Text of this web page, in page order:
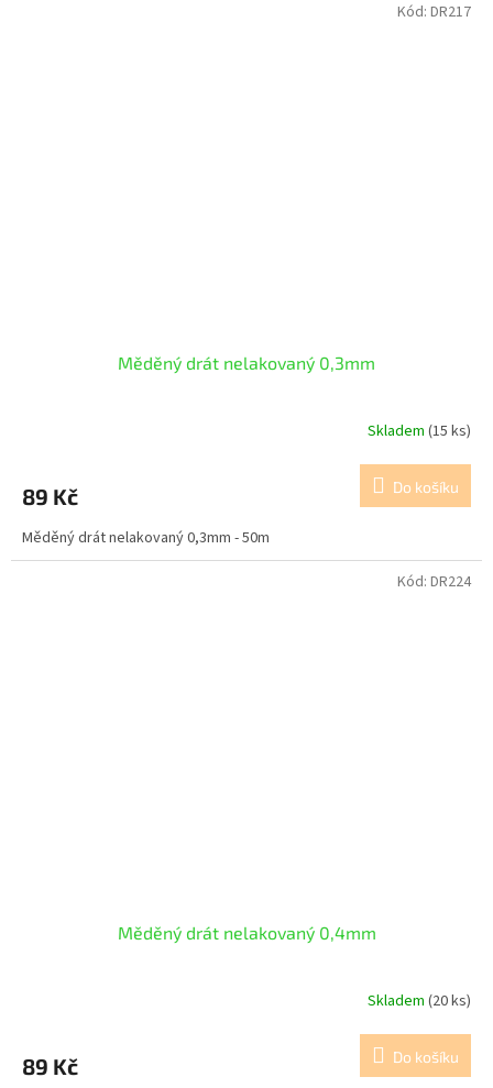
Měděný drát nelakovaný 0,3mm
Skladem (15 ks)
89 Kč Do košíku
Měděný drát nelakovaný 0,3mm - 50m
Kód: DR217
Měděný drát nelakovaný 0,4mm
Skladem (20 ks)
89 Kč Do košíku
Kód: DR224